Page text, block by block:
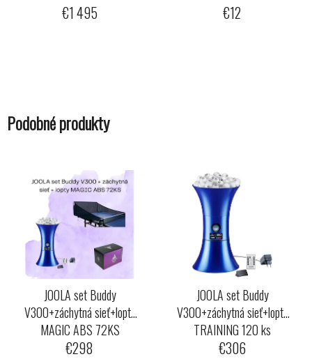
€1 495 €12
Podobné produkty
JOOLA set Buddy
V300+záchytná sieť+lopty
MAGIC ABS 72KS
€298
JOOLA set Buddy
V300+záchytná sieť+lopty
TRAINING 120 ks
€306